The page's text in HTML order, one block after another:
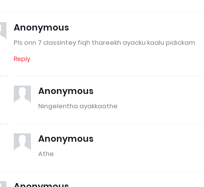
Anonymous
Pls onn 7 classintey fiqh thareekh ayacku kaalu pidickam
Reply
Anonymous
Ningelentha ayakkaathe
Anonymous
Athe